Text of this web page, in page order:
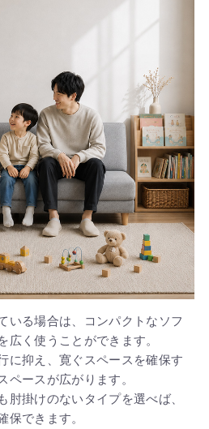
いる場合は、コンパクトなソフ
広く使うことができます。
に抑え、寛ぐスペースを確保す
ペースが広がります。
肘掛けのないタイプを選べば、
保できます。